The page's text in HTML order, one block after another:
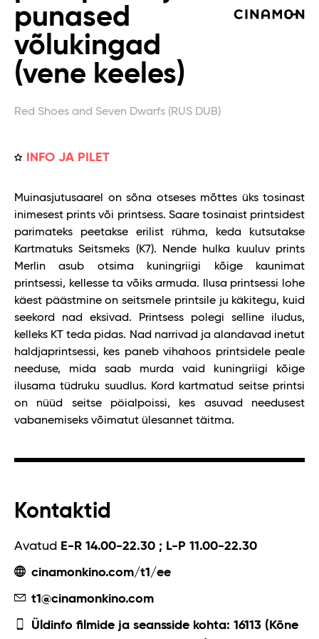
punased
võlukingad
(vene keeles)
Red Shoes and Seven Dwarfs (RUS DUB)
INFO JA PILET
Muinasjutusaarel on sõna otseses mõttes üks tosinast
inimesest prints või printsess. Saare tosinaist printsidest
parimateks peetakse erilist rühma, keda kutsutakse
Kartmatuks Seitsmeks (K7). Nende hulka kuuluv prints
Merlin asub otsima kuningriigi kõige kaunimat
printsessi, kellesse ta võiks armuda. Ilusa printsessi lohe
käest päästmine on seitsmele printsile ju käkitegu, kuid
seekord nad eksivad. Printsess polegi selline iludus,
kelleks KT teda pidas. Nad narrivad ja alandavad inetut
haldjaprintsessi, kes paneb vihahoos printsidele peale
needuse, mida saab murda vaid kuningriigi kõige
ilusama tüdruku suudlus. Kord kartmatud seitse printsi
on nüüd seitse pöialpoissi, kes asuvad needusest
vabanemiseks võimatut ülesannet täitma.
Kontaktid
Avatud E-R 14.00-22.30 ; L-P 11.00-22.30
cinamonkino.com/t1/ee
t1@cinamonkino.com
Üldinfo filmide ja seansside kohta: 16113 (Kõne